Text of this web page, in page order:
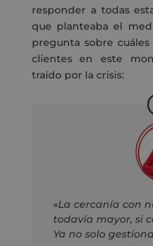
responder a todas
que planteaba el
pregunta sobre
clientes en este
traído por la crisis:
«La cercanía con
todavía mayor, si
Ya no solo